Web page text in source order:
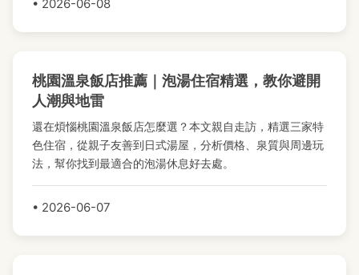
• 2026-06-08
桃園溫泉飯店推薦｜泡湯住宿精選，教你避開
人潮與地雷
還在煩惱桃園溫泉飯店怎麼選？本文親自走訪，精選三家特
色住宿，從親子友善到日式湯屋，分析價格、泉質與周邊玩
法，幫你找到最適合的泡湯休息好去處。
• 2026-06-07